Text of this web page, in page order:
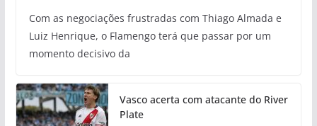
Com as negociações frustradas com Thiago Almada e
Luiz Henrique, o Flamengo terá que passar por um
momento decisivo da
Vasco acerta com atacante do River
Plate